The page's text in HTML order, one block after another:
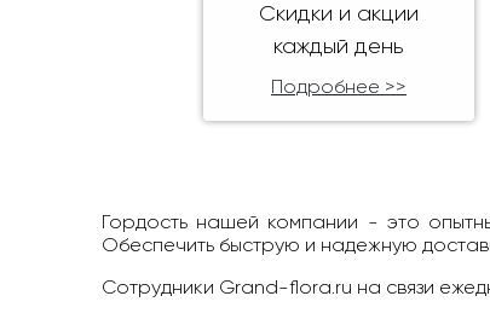
Скидки и акции
каждый день
Подробнее >>
Гордость нашей компании - это
Обеспечить быструю и надежную
Сотрудники Grand-flora.ru на связи